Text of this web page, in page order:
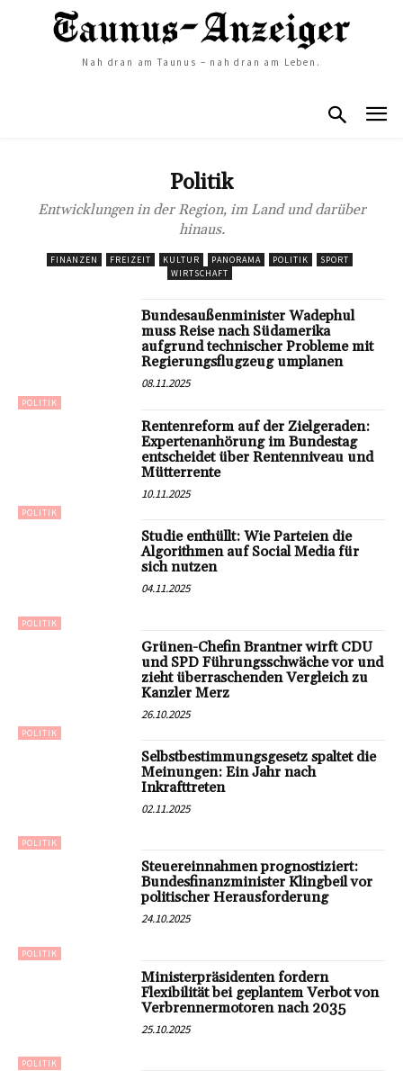
Nah dran am Taunus – nah dran am Leben.
Politik
Entwicklungen in der Region, im Land und darüber
hinaus.
FINANZEN FREIZEIT KULTUR PANORAMA POLITIK
SPORT
WIRTSCHAFT
POLITIK
Bundesaußenminister Wadephul
muss Reise nach Südamerika
aufgrund technischer Probleme mit
Regierungsflugzeug umplanen
08.11.2025
POLITIK
Rentenreform auf der Zielgeraden:
Expertenanhörung im Bundestag
entscheidet über Rentenniveau und
Mütterrente
10.11.2025
POLITIK
Studie enthüllt: Wie Parteien die
Algorithmen auf Social Media für
sich nutzen
04.11.2025
POLITIK
Grünen-Chefin Brantner wirft CDU
und SPD Führungsschwäche vor und
zieht überraschenden Vergleich zu
Kanzler Merz
26.10.2025
POLITIK
Selbstbestimmungsgesetz spaltet die
Meinungen: Ein Jahr nach
Inkrafttreten
02.11.2025
POLITIK
Steuereinnahmen prognostiziert:
Bundesfinanzminister Klingbeil vor
politischer Herausforderung
24.10.2025
POLITIK
Ministerpräsidenten fordern
Flexibilität bei geplantem Verbot von
Verbrennermotoren nach 2035
25.10.2025